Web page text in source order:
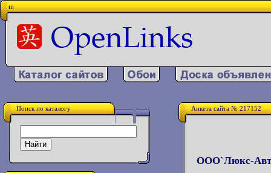
iii
Поиск по каталогу Анкета сайта № 217152
OOO`Люкс-